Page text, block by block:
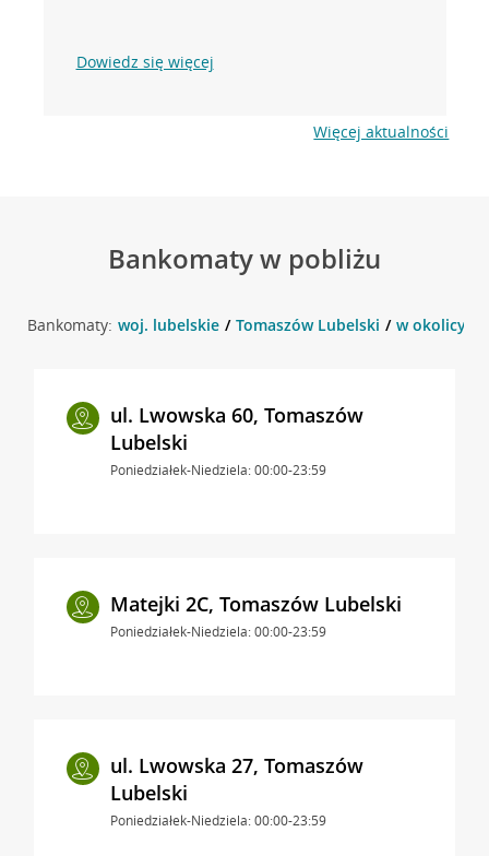
Dowiedz się więcej
Więcej aktualności
Bankomaty w pobliżu
Bankomaty: woj. lubelskie Tomaszów Lubelski w okolicy
ul. Lwowska 60, Tomaszów
Lubelski
Poniedziałek-Niedziela: 00:00-23:59
Matejki 2C, Tomaszów Lubelski
Poniedziałek-Niedziela: 00:00-23:59
ul. Lwowska 27, Tomaszów
Lubelski
Poniedziałek-Niedziela: 00:00-23:59